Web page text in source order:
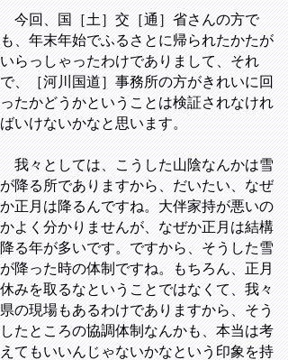
今回、国［土］交［通］省さんの方で
も、年末年始でふるさとに帰られたかたが
いらっしゃったわけでありまして、それ
で、［河川国道］事務所の方がきれいに回
ったかどうかということは検証されなけれ
ばいけないかなと思います。
我々としては、こうした山陰なんかは雪
が降る所でありますから、だいたい、なぜ
か正月は降るんですね。大伴家持が悪いの
かよく分かりませんが、なぜか正月は結構
降る年が多いです。ですから、そうした雪
が降った時の体制ですね。もちろん、正月
休みを取るなということではなくて、我々
県の現場もあるわけでありますから、そう
したところの協調体制なんかも、本当は考
えてもいいんじゃないかなという印象を持